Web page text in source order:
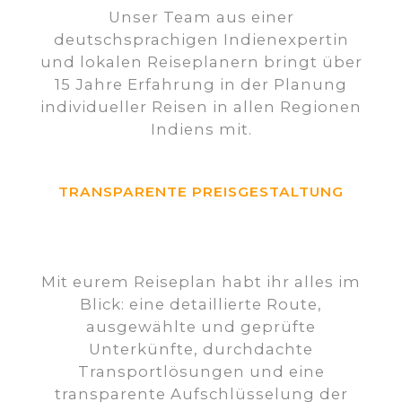
Unser Team aus einer
deutschsprachigen Indienexpertin
und lokalen Reiseplanern bringt über
15 Jahre Erfahrung in der Planung
individueller Reisen in allen Regionen
Indiens mit.
TRANSPARENTE PREISGESTALTUNG
Mit eurem Reiseplan habt ihr alles im
Blick: eine detaillierte Route,
ausgewählte und geprüfte
Unterkünfte, durchdachte
Transportlösungen und eine
transparente Aufschlüsselung der